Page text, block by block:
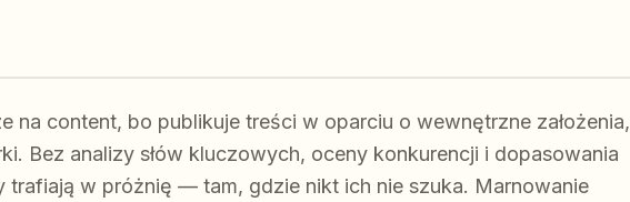
na content, bo publikuje treści w oparciu o wewnętrzne założenia,
Bez analizy słów kluczowych, oceny konkurencji i dopasowania
trafiają w próżnię — tam, gdzie nikt ich nie szuka. Marnowanie